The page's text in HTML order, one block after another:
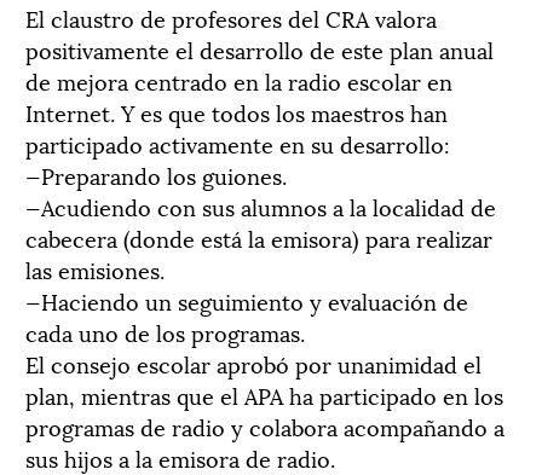
El claustro de profesores del CRA valora
positivamente el desarrollo de este plan anual
de mejora centrado en la radio escolar en
Internet. Y es que todos los maestros han
participado activamente en su desarrollo:
—Preparando los guiones.
—Acudiendo con sus alumnos a la localidad de
cabecera (donde está la emisora) para realizar
las emisiones.
—Haciendo un seguimiento y evaluación de
cada uno de los programas.
El consejo escolar aprobó por unanimidad el
plan, mientras que el APA ha participado en los
programas de radio y colabora acompañando a
sus hijos a la emisora de radio.